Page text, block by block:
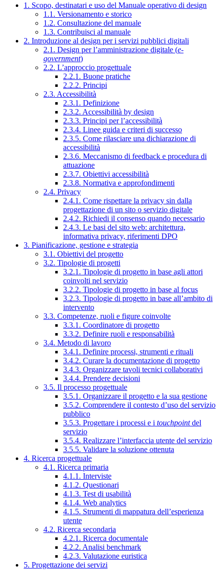
1. Scopo, destinatari e uso del Manuale operativo di design
1.1. Versionamento e storico
1.2. Consultazione del manuale
1.3. Contribuisci al manuale
2. Introduzione al design per i servizi pubblici digitali
2.1. Design per l’amministrazione digitale (e-
government)
2.2. L’approccio progettuale
2.2.1. Buone pratiche
2.2.2. Principi
2.3. Accessibilità
2.3.1. Definizione
2.3.2. Accessibilità by design
2.3.3. Principi per l’accessibilità
2.3.4. Linee guida e criteri di successo
2.3.5. Come rilasciare una dichiarazione di
accessibilità
2.3.6. Meccanismo di feedback e procedura di
attuazione
2.3.7. Obiettivi accessibilità
2.3.8. Normativa e approfondimenti
2.4. Privacy
2.4.1. Come rispettare la privacy sin dalla
progettazione di un sito o servizio digitale
2.4.2. Richiedi il consenso quando necessario
2.4.3. Le basi del sito web: architettura,
informativa privacy, riferimenti DPO
3. Pianificazione, gestione e strategia
3.1. Obiettivi del progetto
3.2. Tipologie di progetti
3.2.1. Tipologie di progetto in base agli attori
coinvolti nel servizio
3.2.2. Tipologie di progetto in base al focus
3.2.3. Tipologie di progetto in base all’ambito di
intervento
3.3. Competenze, ruoli e figure coinvolte
3.3.1. Coordinatore di progetto
3.3.2. Definire ruoli e responsabilità
3.4. Metodo di lavoro
3.4.1. Definire processi, strumenti e rituali
3.4.2. Curare la documentazione di progetto
3.4.3. Organizzare tavoli tecnici collaborativi
3.4.4. Prendere decisioni
3.5. Il processo progettuale
3.5.1. Organizzare il progetto e la sua gestione
3.5.2. Comprendere il contesto d’uso del servizio
pubblico
3.5.3. Progettare i processi e i touchpointdel
servizio
3.5.4. Realizzare l’interfaccia utente del servizio
3.5.5. Validare la soluzione ottenuta
4. Ricerca progettuale
4.1. Ricerca primaria
4.1.1. Interviste
4.1.2. Questionari
4.1.3. Test di usabilità
4.1.4. Web analytics
4.1.5. Strumenti di mappatura dell’esperienza
utente
4.2. Ricerca secondaria
4.2.1. Ricerca documentale
4.2.2. Analisi benchmark
4.2.3. Valutazione euristica
5. Progettazione dei servizi